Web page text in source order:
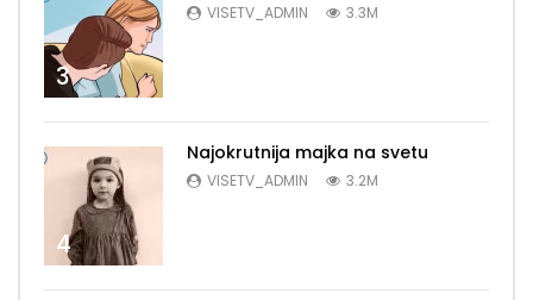
3
VISETV_ADMIN 3.3M
4
Najokrutnija majka na svetu
VISETV_ADMIN 3.2M